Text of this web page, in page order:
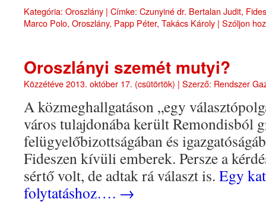
Kategória: Oroszlány | Címke: Czunyiné dr. Bertalan Judit,
Marco Polo, Oroszlány, Papp Péter, Takács Károly | Szóljon
Oroszlányi szemét mutyi?
Közzétéve2013. október 17. (csütörtök) | Szerző: Rendszer
A közmeghallgatáson „egy
város tulajdonába került Remondisból
felügyelőbizottságában és
Fideszen kívüli emberek. Persze a
sértő volt, de adtak rá választ is. Egy
folytatáshoz…. →